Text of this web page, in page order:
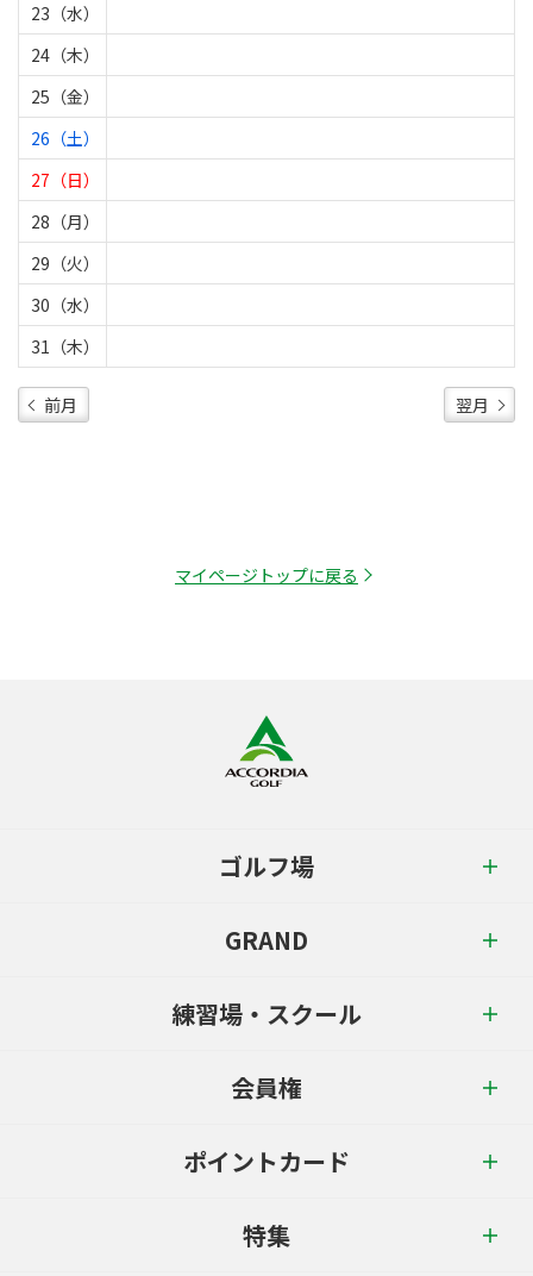
23（水）
24（木）
25（金）
26（土）
27（日）
28（月）
29（火）
30（水）
31（木）
前月 翌月
マイページトップに戻る
ゴルフ場
GRAND
練習場・スクール
会員権
ポイントカード
特集